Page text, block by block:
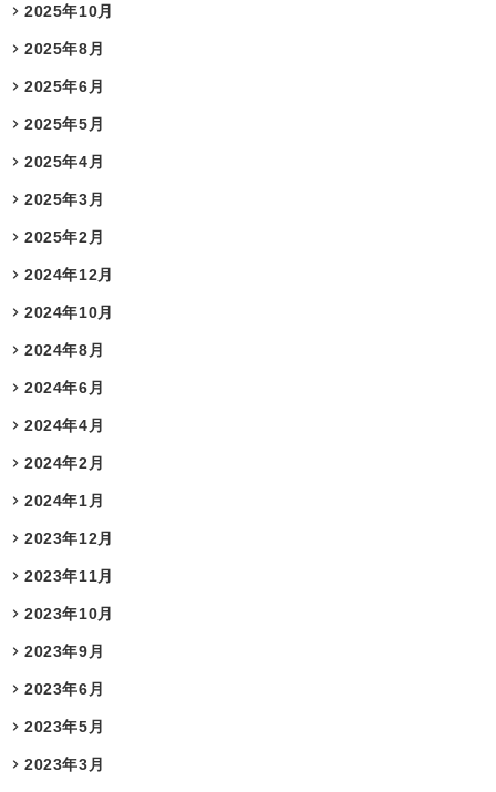
2025年10月
2025年8月
2025年6月
2025年5月
2025年4月
2025年3月
2025年2月
2024年12月
2024年10月
2024年8月
2024年6月
2024年4月
2024年2月
2024年1月
2023年12月
2023年11月
2023年10月
2023年9月
2023年6月
2023年5月
2023年3月